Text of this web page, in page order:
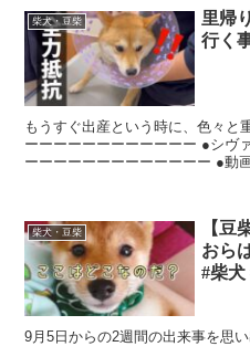
柴犬・豆柴
里帰
行く
もうすぐ出産という時に、色々と
ーーーーーーーーーーーー ●シヴ
ーーーーーーーーーーーーー ●動
柴犬・豆柴
【豆
おら
#柴犬
9月5日からの2週間の出来事を思い